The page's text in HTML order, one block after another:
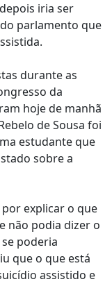
iria ser
parlamento que
durante as
da
hoje de manhã
de Sousa foi
estudante que
sobre a
explicar o que
não podia dizer o
poderia
que o que está
assistido e